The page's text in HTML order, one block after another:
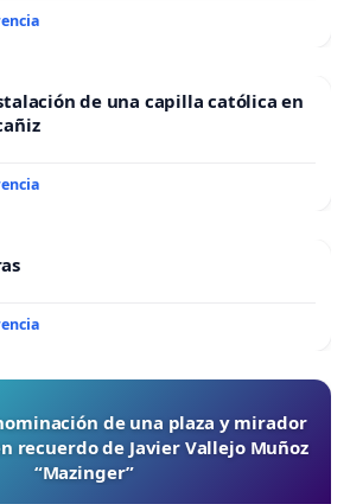
de una capilla católica en
de una plaza y mirador
recuerdo de Javier Vallejo Muñoz
“Mazinger”